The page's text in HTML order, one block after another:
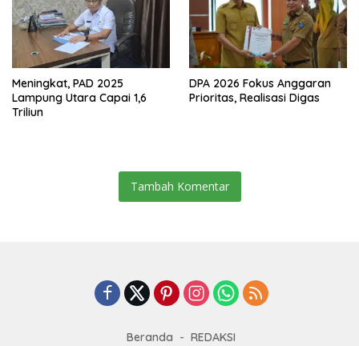
Meningkat, PAD 2025
Lampung Utara Capai 1,6
Triliun
DPA 2026 Fokus Anggaran
Prioritas, Realisasi Digas
Tambah Komentar
Beranda REDAKSI